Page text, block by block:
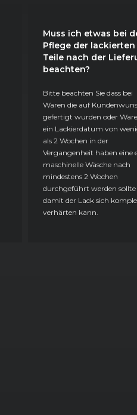
Muss ich etwas bei
Pflege der lackierten
Teile nach der
beachten?
Bitte beachten Sie dass bei
Waren die auf
gefertigt wurden oder
ein Lackierdatum von
als 2 Wochen in der
Vergangenheit haben eine
maschinelle Wäsche nach
mindestens 2 Wochen
durchgeführt werden sollte
damit der Lack sich
verhärten kann.